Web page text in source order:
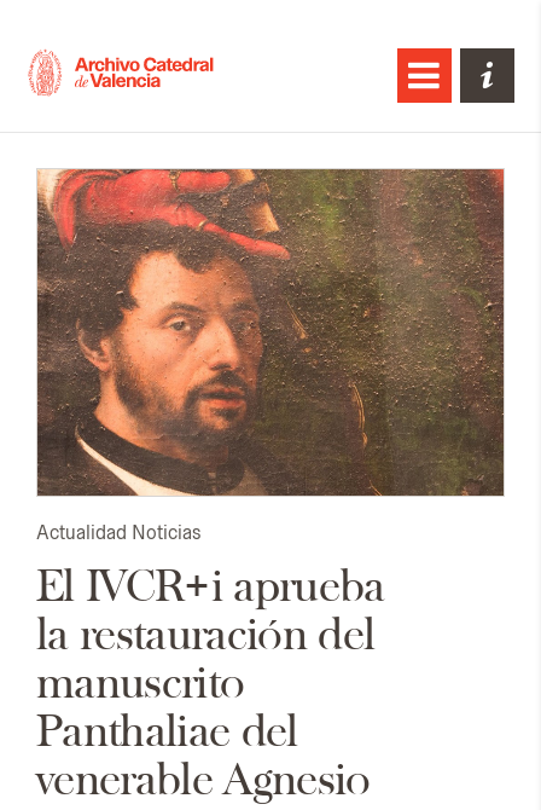
Actualidad Noticias
El IVCR+i aprueba
la restauración del
manuscrito
Panthaliae del
venerable Agnesio